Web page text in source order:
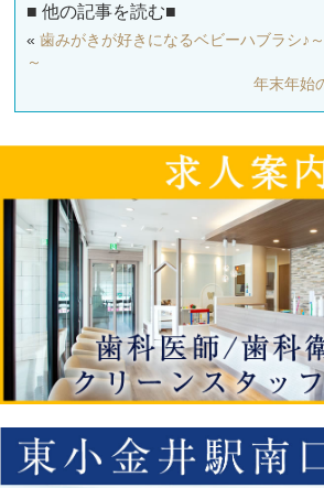
■ 他の記事を読む■
«歯みがきが好きになるベビーハブラシ♪
～
年末年始